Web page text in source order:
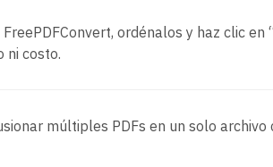
ordénalos y haz clic en
ni costo.
múltiples PDFs en un solo